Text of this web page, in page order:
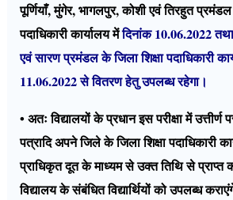
पूर्णियाँ, मुंगेर, भागलपुर, कोशी एवं तिरहुत
पदाधिकारी कार्यालय मेंदिनांक 10.06.2022
एवं सारण प्रमंडल के जिला शिक्षा पदाधिकारी
11.06.2022 से वितरण हेतु उपलब्ध रहेगा।
• अतः विद्यालयों के प्रधान इस परीक्षा में उत्तीर्ण
पत्रादि अपने जिले के जिला शिक्षा पदाधिकारी
प्राधिकृत दूत के माध्यम से उक्त तिथि से
विद्यालय के संबंधित विद्यार्थियों को उपलब्ध